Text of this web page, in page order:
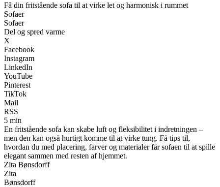
Få din fritstående sofa til at virke let og harmonisk i rummet
Sofaer
Sofaer
Del og spred varme
X
Facebook
Instagram
LinkedIn
YouTube
Pinterest
TikTok
Mail
RSS
5 min
En fritstående sofa kan skabe luft og fleksibilitet i indretningen –
men den kan også hurtigt komme til at virke tung. Få tips til,
hvordan du med placering, farver og materialer får sofaen til at spille
elegant sammen med resten af hjemmet.
Zita Bønsdorff
Zita
Bønsdorff